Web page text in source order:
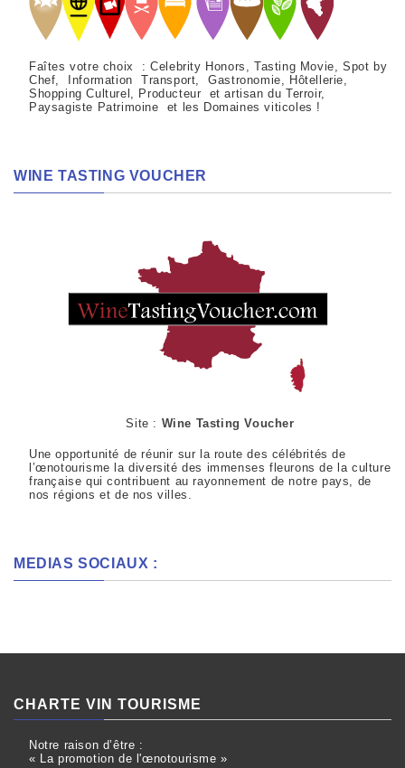
Faîtes votre choix : Celebrity Honors, Tasting Movie, Spot by
Chef, Information Transport, Gastronomie, Hôtellerie,
Shopping Culturel, Producteur et artisan du Terroir,
Paysagiste Patrimoine et les Domaines viticoles !
WINE TASTING VOUCHER
Site : Wine Tasting Voucher
Une opportunité de réunir sur la route des célébrités de
l’œnotourisme la diversité des immenses fleurons de la culture
française qui contribuent au rayonnement de notre pays, de
nos régions et de nos villes.
MEDIAS SOCIAUX :
CHARTE VIN TOURISME
Notre raison d’être :
« La promotion de l'œnotourisme »